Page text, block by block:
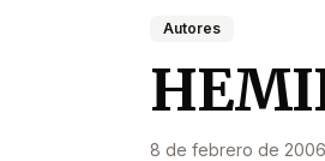
Autores
8 de febrero de 2006